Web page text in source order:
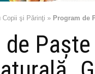
Copii şi Părinţi » Program de
de